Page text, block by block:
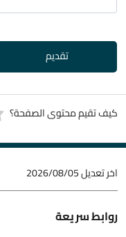
تقديم
كيف تقيم محتوى الصفحة؟
اخر تعديل2026/08/05
روابط سريعة